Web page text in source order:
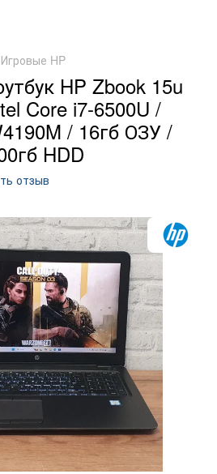
Игровые HP
HP Zbook 15u
Core i7-6500U /
/ 16гб ОЗУ /
HDD
отзыв